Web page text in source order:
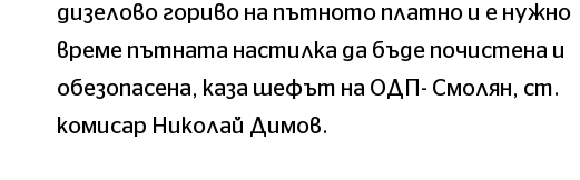
дизелово гориво на пътното платно и е нужно
време пътната настилка да бъде почистена и
обезопасена, каза шефът на ОДП- Смолян, ст.
комисар Николай Димов.